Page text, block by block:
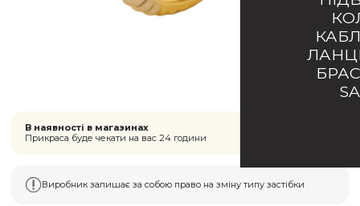
В наявності в магазинах
Прикраса буде чекати на вас 24 години
Виробник залишає за собою право на зміну типу застібки